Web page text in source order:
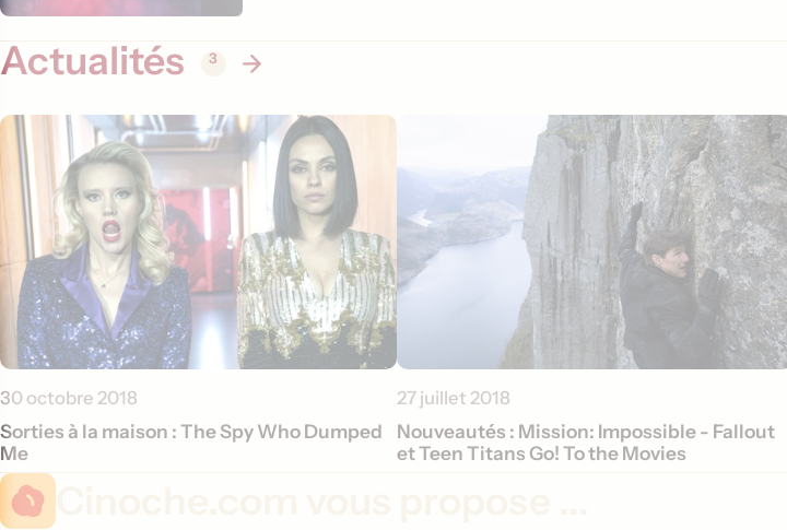
Actualités 3
30 octobre 2018
Sorties à la maison : The Spy Who Dumped
Me
27 juillet 2018
Nouveautés : Mission: Impossible - Fallout
et Teen Titans Go! To the Movies